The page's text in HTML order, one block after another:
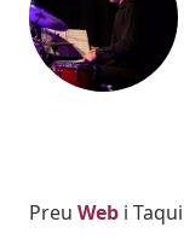
Body
Preu Web i